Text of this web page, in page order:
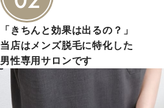
「きちんと効果は出るの？」
当店はメンズ脱毛に特化した
男性専用サロンです